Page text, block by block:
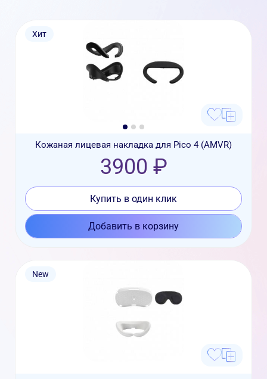
Хит
Кожаная лицевая накладка для Pico 4 (AMVR)
3900 ₽
Купить в один клик
Добавить в корзину
New